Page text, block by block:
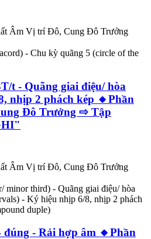
Âm Vị trí Đô, Cung Đô Trưởng
- Chu kỳ quãng 5 (circle of the
t - Quãng giai điệu/ hòa
nhịp 2 phách kép 🔸Phần
Đô Trưởng ⇨ Tập
Âm Vị trí Đô, Cung Đô Trưởng
minor third) - Quãng giai điệu/ hòa
- Ký hiệu nhịp 6/8, nhịp 2 phách
duple)
- Rải hợp âm 🔸Phần